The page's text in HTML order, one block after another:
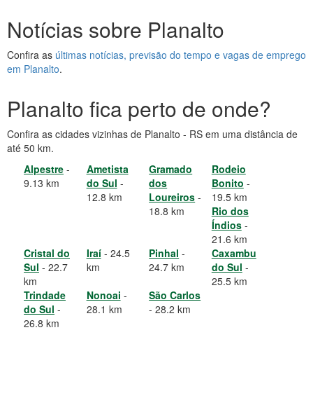
Notícias sobre Planalto
Confira as últimas notícias, previsão do tempo e vagas de emprego
em Planalto.
Planalto fica perto de onde?
Confira as cidades vizinhas de Planalto - RS em uma distância de
até 50 km.
Alpestre -
9.13 km
Ametista
do Sul -
12.8 km
Gramado
dos
Loureiros -
18.8 km
Rodeio
Bonito -
19.5 km
Rio dos
Índios-
21.6 km
Cristal do
Sul - 22.7
km
Iraí- 24.5
km
Pinhal -
24.7 km
Caxambu
do Sul -
25.5 km
Trindade
do Sul -
26.8 km
Nonoai -
28.1 km
São Carlos
- 28.2 km